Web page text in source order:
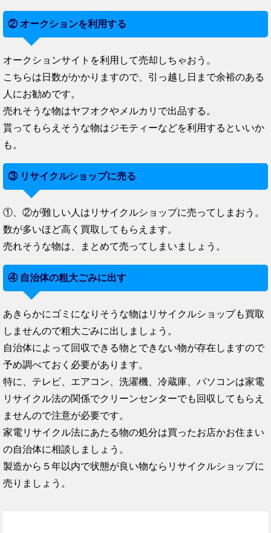
② オークションを利用する
オークションサイトを利用して売却しちゃおう。
こちらは日数がかかりますので、引っ越し日まで余裕のある
人にお勧めです。
売れそうな物はヤフオクやメルカリで出品する。
貰ってもらえそうな物はジモティーなどを利用するといいか
も。
③ リサイクルショップに売る
①、②が難しい人はリサイクルショップに売ってしまおう。
数が多いほど高く買取してもらえます。
売れそうな物は、まとめて売ってしまいましょう。
④ 自治体の粗大ごみに出す
あきらかにゴミになりそうな物はリサイクルショップも買取
しませんので粗大ごみに出しましょう。
自治体によって回収できる物とできない物が存在しますので
予め調べておく必要があります。
特に、テレビ、エアコン、洗濯機、冷蔵庫、パソコンは家電
リサイクル法の関係でクリーンセンターでも回収してもらえ
ませんので注意が必要です。
家電リサイクル法にあたる物の処分は買ったお店かお住まい
の自治体に相談しましょう。
製造から５年以内で状態が良い物ならリサイクルショップに
売りましょう。